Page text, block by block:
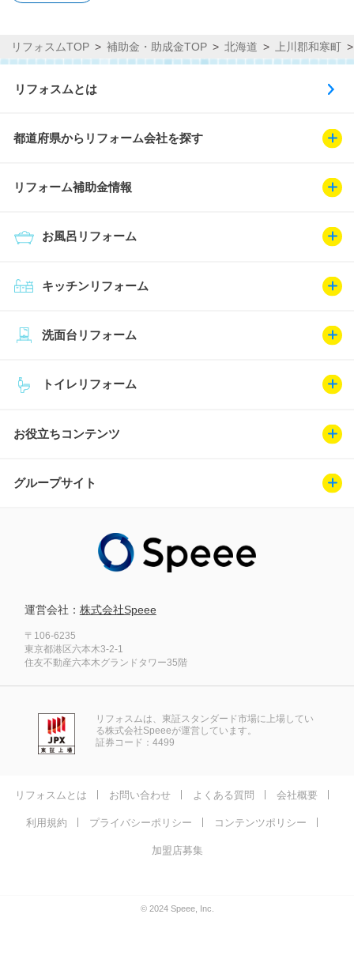
リフォスムTOP 補助金・助成金TOP 北海道 上川郡和寒町
リフォスムとは
都道府県からリフォーム会社を探す
リフォーム補助金情報
キッチンリフォーム
お風呂リフォーム
トイレリフォーム
洗面台リフォーム
お役立ちコンテンツ
グループサイト
運営会社： 株式会社Speee
〒106-6235
東京都港区六本木3-2-1
住友不動産六本木グランドタワー35階
リフォスムは、東証スタンダード市場に上場してい
る株式会社Speeeが運営しています。
証券コード：4499
リフォスムとは お問い合わせ よくある質問 会社概要
利用規約 プライバシーポリシー コンテンツポリシー
加盟店募集
© 2024 Speee, Inc.